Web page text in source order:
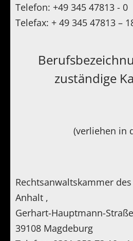
Telefon: +49 345 47813 - 0
Telefax: + 49 345 47813 –
zuständige
(verliehen in
Rechtsanwaltskammer
Anhalt ,
Gerhart-Hauptmann-
39108 Magdeburg